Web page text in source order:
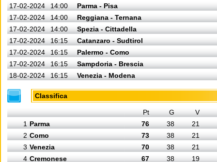
17-02-2024
14:00
Parma - Pisa
17-02-2024
14:00
Reggiana - Ternana
17-02-2024
14:00
Spezia - Cittadella
17-02-2024
16:15
Catanzaro - Sudtirol
17-02-2024
16:15
Palermo - Como
17-02-2024
16:15
Sampdoria - Brescia
18-02-2024
16:15 Venezia - Modena
Classifica
Pt G
V
1 Parma 76 38
21
2 Como 73 38
21
3 Venezia 70 38
21
4 Cremonese 67 38
19